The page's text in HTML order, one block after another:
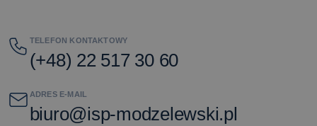
TELEFON KONTAKTOWY
(+48) 22 517 30 60
ADRES E-MAIL
biuro@isp-modzelewski.pl